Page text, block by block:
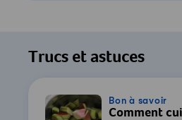
consentement au
par YouTube est
Trucs et astuces
Bon à savoir
Comment